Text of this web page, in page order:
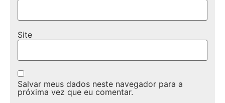
Site
Salvar meus dados neste navegador para a
próxima vez que eu comentar.